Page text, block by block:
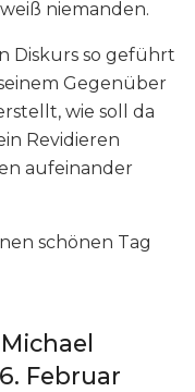
niemanden.
Diskurs so geführt
Gegenüber
wie soll da
Revidieren
aufeinander
schönen Tag
Februar